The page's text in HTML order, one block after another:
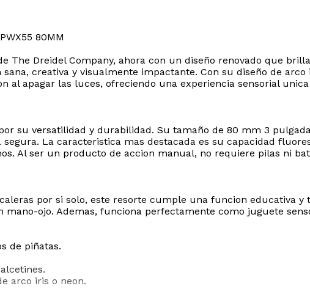
80MM
The Dreidel Company, ahora con un diseño renovado que
creativa y visualmente impactante. Con su diseño de
al apagar las luces, ofreciendo una experiencia sensorial
su versatilidad y durabilidad. Su tamaño de 80 mm 3
La caracteristica mas destacada es su capacidad
Al ser un producto de accion manual, no requiere pilas ni
por si solo, este resorte cumple una funcion educativa
ojo. Ademas, funciona perfectamente como juguete
de piñatas.
arco iris o neon.